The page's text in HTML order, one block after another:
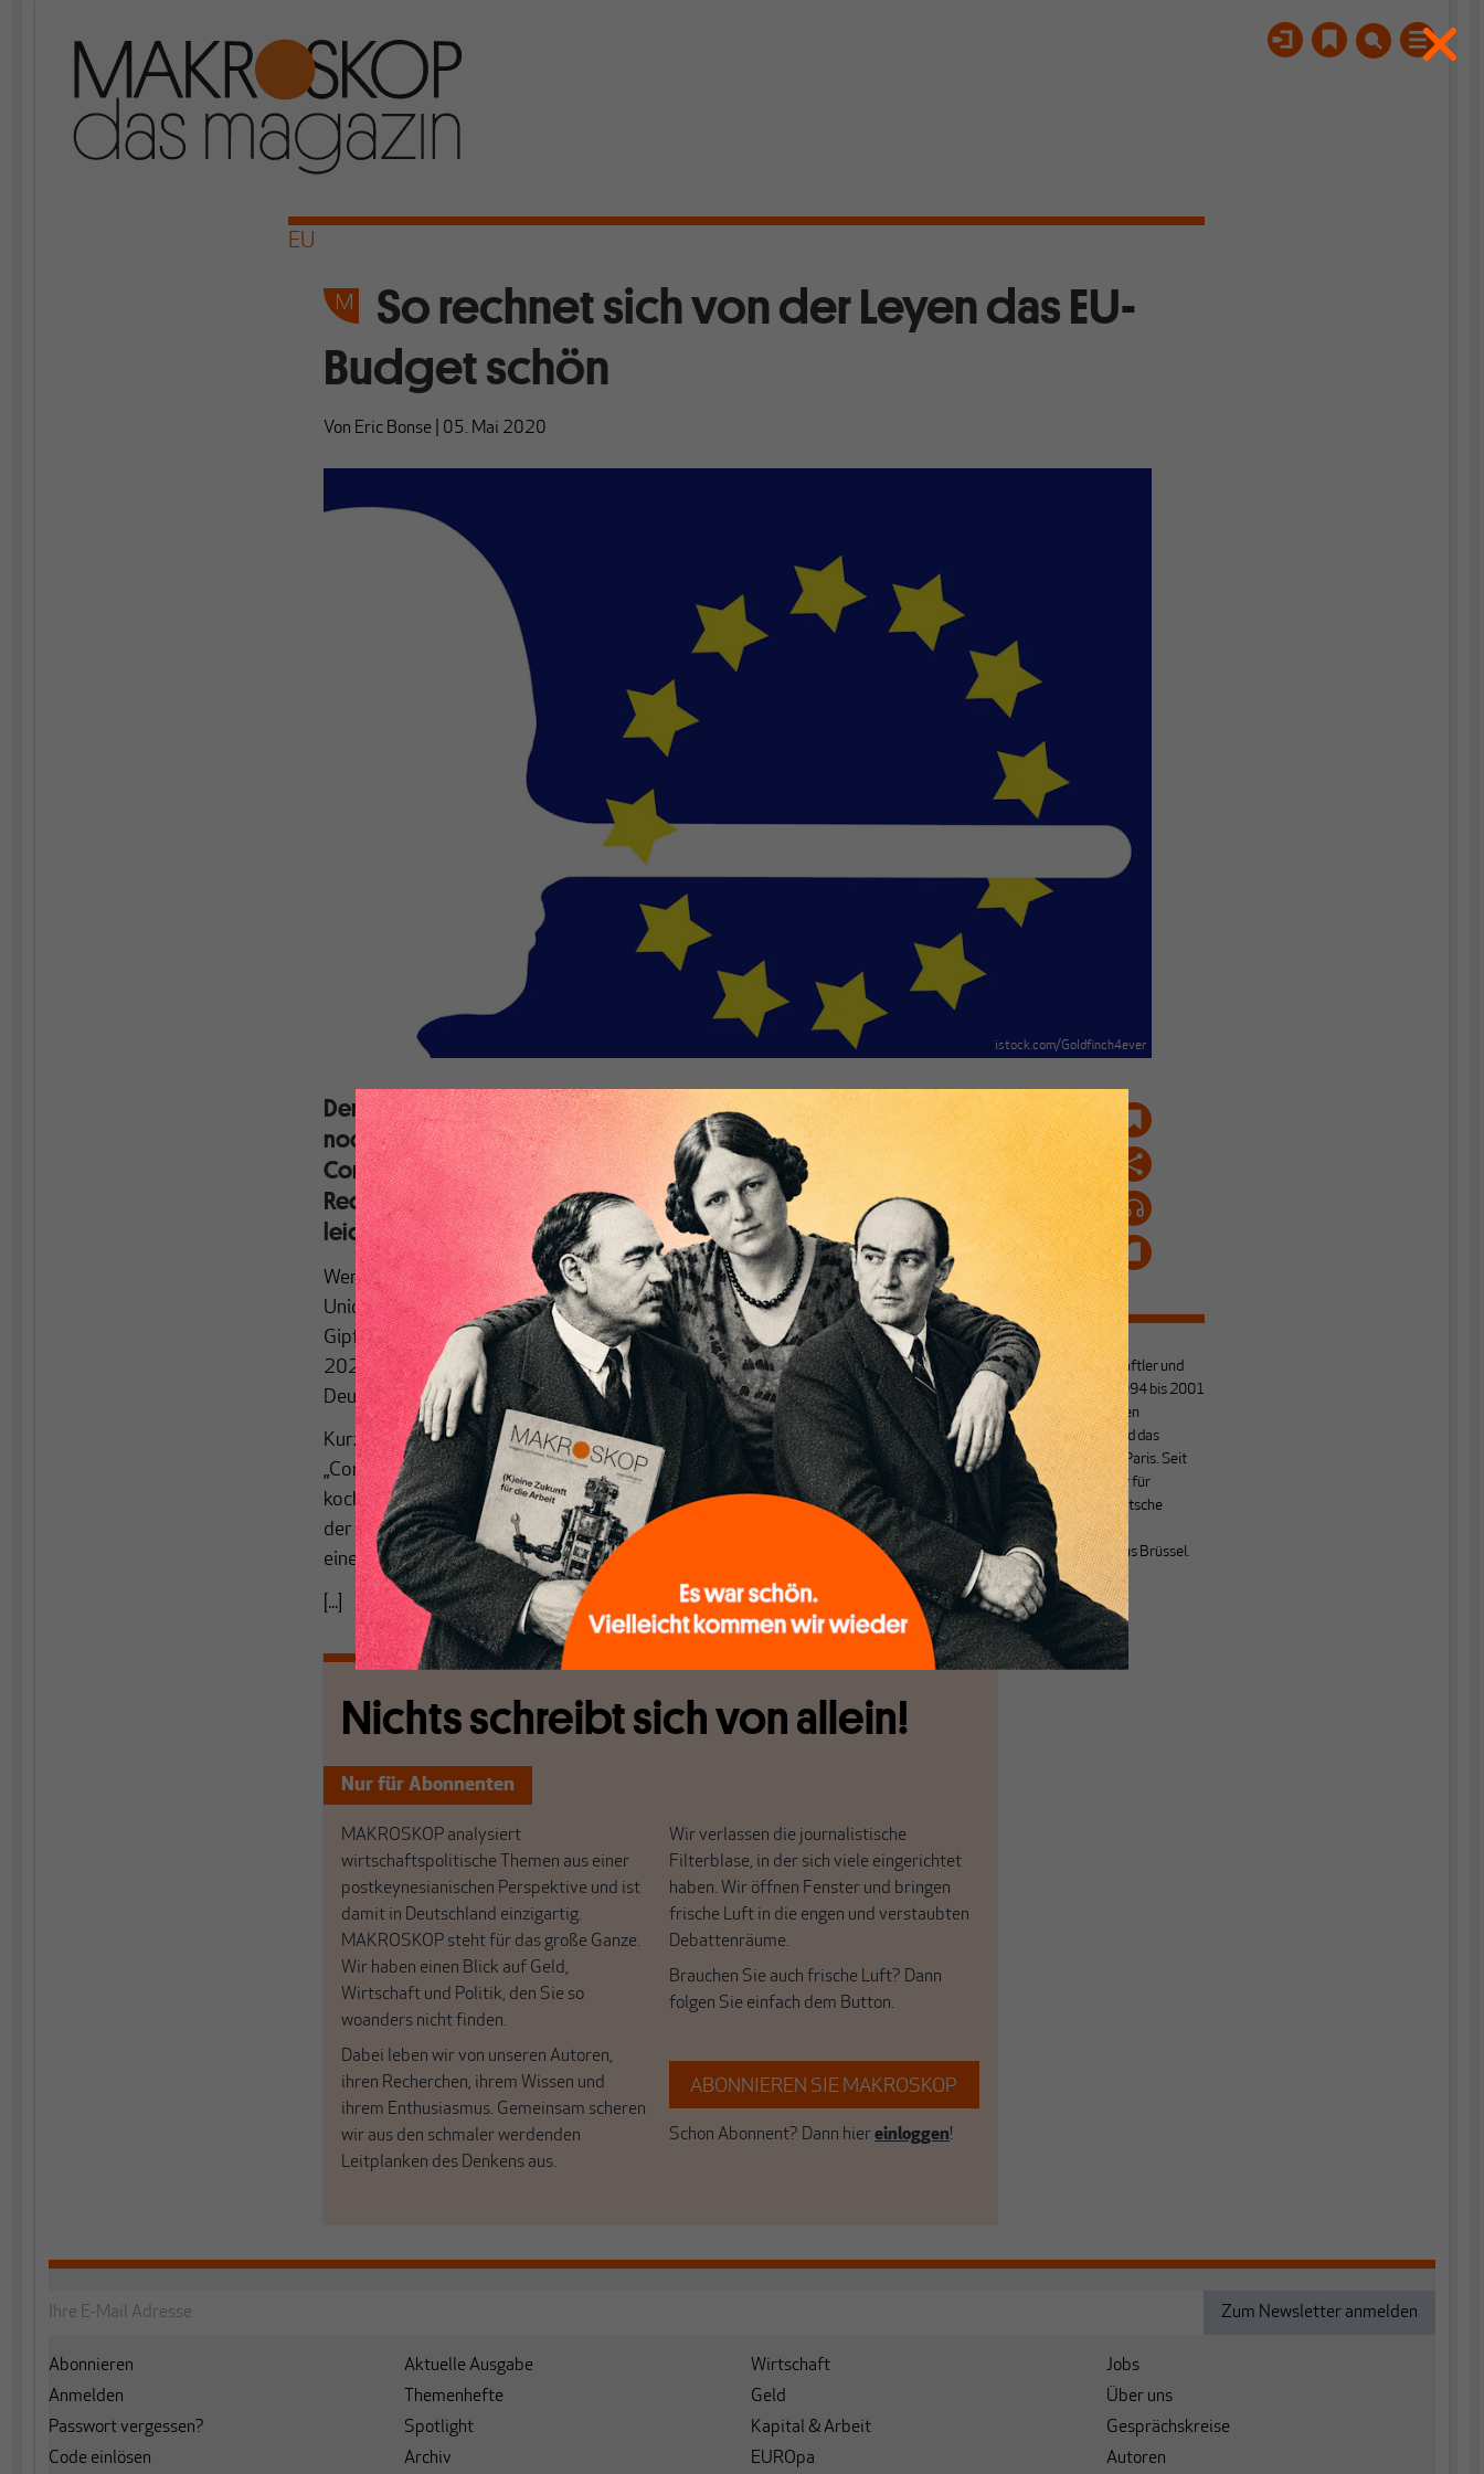
EU
So rechnet sich von der Leyen das EU-
Budget schön
Von Eric Bonse 05. Mai 2020
istock.com/Goldfinch4ever
Der neue Haushalt für 2021-2027 ist heftig umstritten. Nun soll er auch
noch einen „Recovery instrument“ gegen die Folgen der
Coronakrise tragen. Doch das geht wohl nur mit Schulden und
Rechentricks. Zudem könnte der „European Green Deal“ Schaden
leiden.
Wenn es ums Geld geht, dann hört die Freundschaft auf – auch in der Europäischen
Union. Das hat sich bereits Ende Februar in Brüssel gezeigt, als ein erster EU-
Gipfel über den „mittelfristigen Finanzrahmen“ (MFR) für die Jahre 2021 bis
2027 ergebnislos abgebrochen wurde. Vor allem die Niederlande, aber auch
Deutschland standen auf der Bremse.
Kurz darauf brach der Streit über die finanziellen Folgen der Coronakrise und die
„Coronabonds“ – also Gemeinschaftsanleihen gegen die Krise – aus. Die Debatte
kochte derart hoch, dass man um den Bestand der Union fürchten musste. Sogar
der frühere EU-Kommissionspräsident Jacques Delors warnte eindringlich vor
einem Scheitern.
[...]
Nichts schreibt sich von allein!
Nur für Abonnenten
MAKROSKOP analysiert
wirtschaftspolitische Themen aus einer
postkeynesianischen Perspektive und ist
damit in Deutschland einzigartig.
MAKROSKOP steht für das große Ganze.
Wir haben einen Blick auf Geld,
Wirtschaft und Politik, den Sie so
woanders nicht finden.
Dabei leben wir von unseren Autoren,
ihren Recherchen, ihrem Wissen und
ihrem Enthusiasmus. Gemeinsam scheren
wir aus den schmaler werdenden
Leitplanken des Denkens aus.
Wir verlassen die journalistische
Filterblase, in der sich viele eingerichtet
haben. Wir öffnen Fenster und bringen
frische Luft in die engen und verstaubten
Debattenräume.
Brauchen Sie auch frische Luft? Dann
folgen Sie einfach dem Button.
ABONNIEREN SIE MAKROSKOP
Schon Abonnent? Dann hiereinloggen!
Eric Bonseist
Politikwissenschaftler und
Journalist. Von 1994 bis 2001
arbeitete er für den
„Tagesspiegel“ und das
„Handelsblatt“ in Paris. Seit
2004 berichtet er für
verschiedene deutsche
Medien als EU-
Korrespondent aus Brüssel.
Abonnieren
Anmelden
Passwort vergessen?
Code einlösen
Aktuelle Ausgabe
Themenhefte
Spotlight
Archiv
Wirtschaft
Geld
Kapital & Arbeit
EUROpa
Jobs
Über uns
Gesprächskreise
Autoren